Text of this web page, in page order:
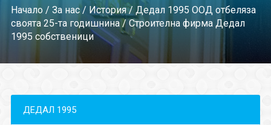
Начало/ За нас/ История/ Дедал 1995 ООД отбеляза
своята 25-та годишнина/ Строителна фирма Дедал
1995 собственици
ДЕДАЛ 1995